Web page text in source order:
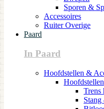
Sporen &
Accessoires
Ruiter Overige
Paard
In Paard
Hoofdstellen &
Hoofdstellen
Trens